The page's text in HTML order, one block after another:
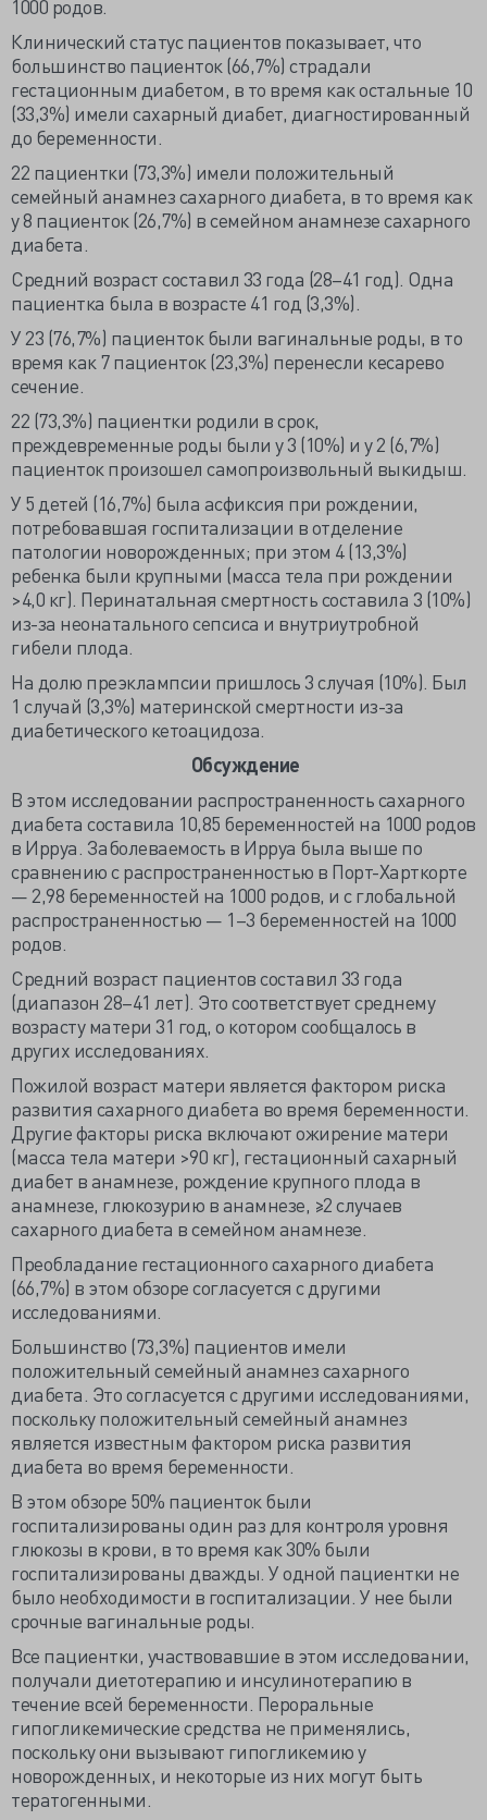
1000 родов.
Клинический статус пациентов показывает, что
большинство пациенток (66,7%) страдали
гестационным диабетом, в то время как остальные 10
(33,3%) имели сахарный диабет, диагностированный
до беременности.
22 пациентки (73,3%) имели положительный
семейный анамнез сахарного диабета, в то время как
у 8 пациенток (26,7%) в семейном анамнезе сахарного
диабета.
Средний возраст составил 33 года (28–41 год). Одна
пациентка была в возрасте 41 год (3,3%).
У 23 (76,7%) пациенток были вагинальные роды, в то
время как 7 пациенток (23,3%) перенесли кесарево
сечение.
22 (73,3%) пациентки родили в срок,
преждевременные роды были у 3 (10%) и у 2 (6,7%)
пациенток произошел самопроизвольный выкидыш.
У 5 детей (16,7%) была асфиксия при рождении,
потребовавшая госпитализации в отделение
патологии новорожденных; при этом 4 (13,3%)
ребенка были крупными (масса тела при рождении
>4,0 кг). Перинатальная смертность составила 3 (10%)
из-за неонатального сепсиса и внутриутробной
гибели плода.
На долю преэклампсии пришлось 3 случая (10%). Был
1 случай (3,3%) материнской смертности из-за
диабетического кетоацидоза.
Обсуждение
В этом исследовании распространенность сахарного
диабета составила 10,85 беременностей на 1000 родов
в Ирруа. Заболеваемость в Ирруа была выше по
сравнению с распространенностью в Порт-Харткорте
— 2,98 беременностей на 1000 родов, и с глобальной
распространенностью — 1–3 беременностей на 1000
родов.
Средний возраст пациентов составил 33 года
(диапазон 28–41 лет). Это соответствует среднему
возрасту матери 31 год, о котором сообщалось в
других исследованиях.
Пожилой возраст матери является фактором риска
развития сахарного диабета во время беременности.
Другие факторы риска включают ожирение матери
(масса тела матери >90 кг), гестационный сахарный
диабет в анамнезе, рождение крупного плода в
анамнезе, глюкозурию в анамнезе, ≥2 случаев
сахарного диабета в семейном анамнезе.
Преобладание гестационного сахарного диабета
(66,7%) в этом обзоре согласуется с другими
исследованиями.
Большинство (73,3%) пациентов имели
положительный семейный анамнез сахарного
диабета. Это согласуется с другими исследованиями,
поскольку положительный семейный анамнез
является известным фактором риска развития
диабета во время беременности.
В этом обзоре 50% пациенток были
госпитализированы один раз для контроля уровня
глюкозы в крови, в то время как 30% были
госпитализированы дважды. У одной пациентки не
было необходимости в госпитализации. У нее были
срочные вагинальные роды.
Все пациентки, участвовавшие в этом исследовании,
получали диетотерапию и инсулинотерапию в
течение всей беременности. Пероральные
гипогликемические средства не применялись,
поскольку они вызывают гипогликемию у
новорожденных, и некоторые из них могут быть
тератогенными.